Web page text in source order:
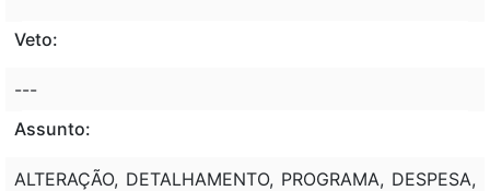
Veto:
---
Assunto:
ALTERAÇÃO, DETALHAMENTO, PROGRAMA, DESPESA,